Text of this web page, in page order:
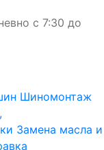
с 7:30 до
Шиномонтаж
Замена масла и